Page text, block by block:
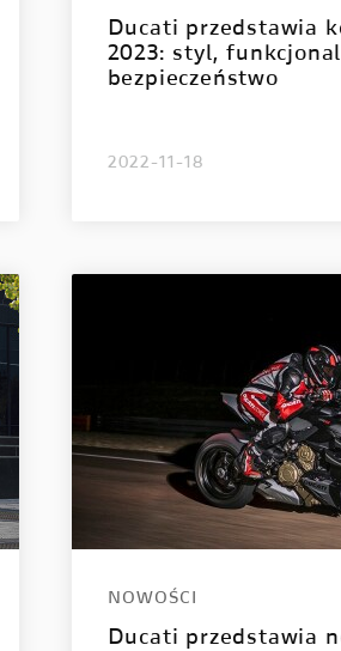
Ducati przedstawia
2023: styl,
bezpieczeństwo
2022-11-18
NOWOŚCI
Ducati przedstawia